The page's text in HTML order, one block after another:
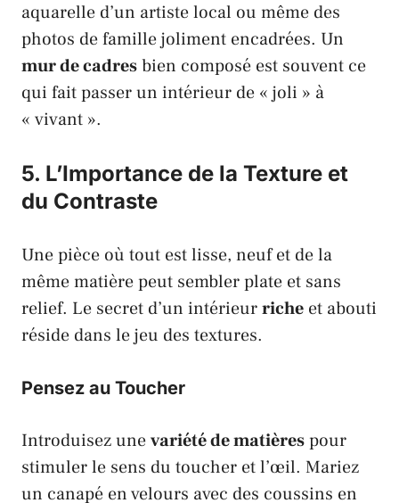
aquarelle d’un artiste local ou même des
photos de famille joliment encadrées. Un
mur de cadresbien composé est souvent ce
qui fait passer un intérieur de « joli » à
« vivant ».
5. L’Importance de la Texture et
du Contraste
Une pièce où tout est lisse, neuf et de la
même matière peut sembler plate et sans
relief. Le secret d’un intérieurriche et abouti
réside dans le jeu des textures.
Pensez au Toucher
Introduisez unevariété de matièrespour
stimuler le sens du toucher et l’œil. Mariez
un canapé en velours avec des coussins en